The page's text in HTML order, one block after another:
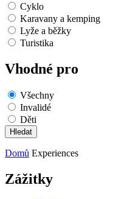
Cyklo
Karavany a kemping
Lyže a běžky
Turistika
Vhodné pro
Všechny
Invalidé
Děti
Domů Experiences
Zážitky